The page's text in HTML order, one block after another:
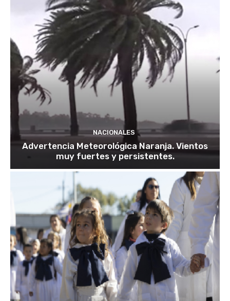
NACIONALES
Advertencia Meteorológica Naranja. Vientos
muy fuertes y persistentes.